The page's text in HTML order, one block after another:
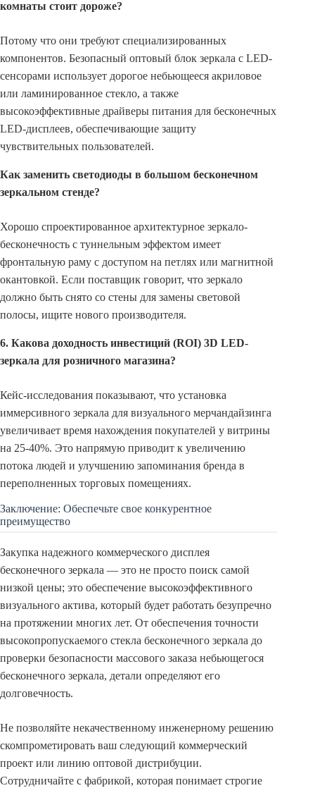
комнаты стоит дороже?
Потому что они требуют специализированных
компонентов. Безопасный оптовый блок зеркала с LED-
сенсорами использует дорогое небьющееся акриловое
или ламинированное стекло, а также
высокоэффективные драйверы питания для бесконечных
LED-дисплеев, обеспечивающие защиту
чувствительных пользователей.
Как заменить светодиоды в большом бесконечном
зеркальном стенде?
Хорошо спроектированное архитектурное зеркало-
бесконечность с туннельным эффектом имеет
фронтальную раму с доступом на петлях или магнитной
окантовкой. Если поставщик говорит, что зеркало
должно быть снято со стены для замены световой
полосы, ищите нового производителя.
6. Какова доходность инвестиций (ROI) 3D LED-
зеркала для розничного магазина?
Кейс-исследования показывают, что установка
иммерсивного зеркала для визуального мерчандайзинга
увеличивает время нахождения покупателей у витрины
на 25-40%. Это напрямую приводит к увеличению
потока людей и улучшению запоминания бренда в
переполненных торговых помещениях.
Заключение: Обеспечьте свое конкурентное
преимущество
Закупка надежного коммерческого дисплея
бесконечного зеркала — это не просто поиск самой
низкой цены; это обеспечение высокоэффективного
визуального актива, который будет работать безупречно
на протяжении многих лет. От обеспечения точности
высокопропускаемого стекла бесконечного зеркала до
проверки безопасности массового заказа небьющегося
бесконечного зеркала, детали определяют его
долговечность.
Не позволяйте некачественному инженерному решению
скомпрометировать ваш следующий коммерческий
проект или линию оптовой дистрибуции.
Сотрудничайте с фабрикой, которая понимает строгие